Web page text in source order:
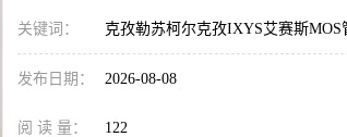
关键词： 克孜勒苏柯尔克孜IXYS艾赛斯MOS
发布日期： 2026-08-08
阅 读 量： 122